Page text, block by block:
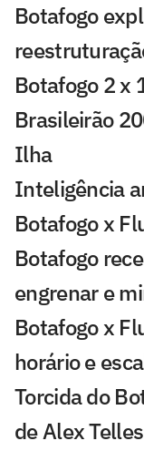
Botafogo
Botafogo 2 x
Brasileirão
Ilha
Inteligência
Botafogo x
Botafogo
engrenar e
Botafogo x
horário e
Torcida do
de Alex